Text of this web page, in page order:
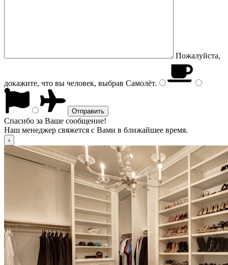
Пожалуйста,
докажите, что вы человек, выбрав Самолёт.
Спасибо за Ваше сообщение!
Наш менеджер свяжется с Вами в ближайшее время.